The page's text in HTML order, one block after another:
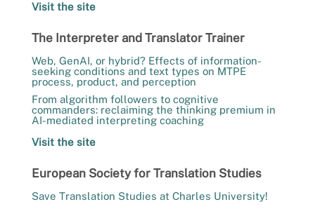
Visit the site
The Interpreter and Translator Trainer
Web, GenAI, or hybrid? Effects of information-
seeking conditions and text types on MTPE
process, product, and perception
From algorithm followers to cognitive
commanders: reclaiming the thinking premium in
AI-mediated interpreting coaching
Visit the site
European Society for Translation Studies
Save Translation Studies at Charles University!